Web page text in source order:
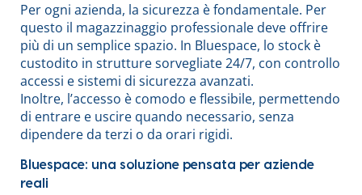
Per ogni azienda, la sicurezza è fondamentale. Per
questo il magazzinaggio professionale deve offrire
più di un semplice spazio. In Bluespace, lo stock è
custodito in strutture sorvegliate 24/7, con controllo
accessi e sistemi di sicurezza avanzati.
Inoltre, l’accesso è comodo e flessibile, permettendo
di entrare e uscire quando necessario, senza
dipendere da terzi o da orari rigidi.
Bluespace: una soluzione pensata per aziende
reali